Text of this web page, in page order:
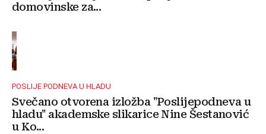
domovinske za...
POSLIJE PODNEVA U HLADU
Svečano otvorena izložba "Poslijepodneva u
hladu" akademske slikarice Nine Šestanović
u Ko...